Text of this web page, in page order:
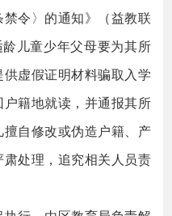
禁令〉的通知》（益教联
龄儿童少年父母要为其所
虚假证明材料骗取入学
籍地就读，并通报其所
自修改或伪造户籍、产
处理，追究相关人员责